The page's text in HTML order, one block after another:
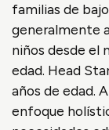
familias de
generalmente
niños desde el
edad. Head
años de edad.
enfoque